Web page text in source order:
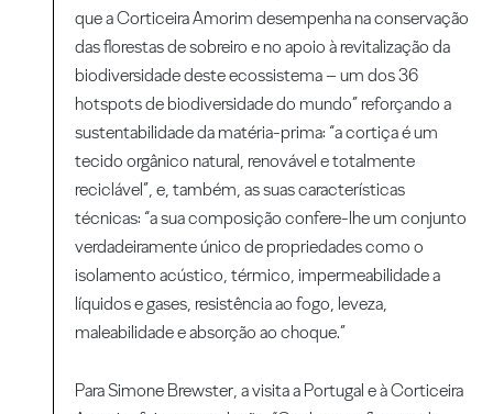
que a Corticeira Amorim desempenha na conservação
das florestas de sobreiro e no apoio à revitalização da
biodiversidade deste ecossistema – um dos 36
hotspots de biodiversidade do mundo” reforçando a
sustentabilidade da matéria-prima: “a cortiça é um
tecido orgânico natural, renovável e totalmente
reciclável”, e, também, as suas características
técnicas: “a sua composição confere-lhe um conjunto
verdadeiramente único de propriedades como o
isolamento acústico, térmico, impermeabilidade a
líquidos e gases, resistência ao fogo, leveza,
maleabilidade e absorção ao choque.”
Para Simone Brewster, a visita a Portugal e à Corticeira